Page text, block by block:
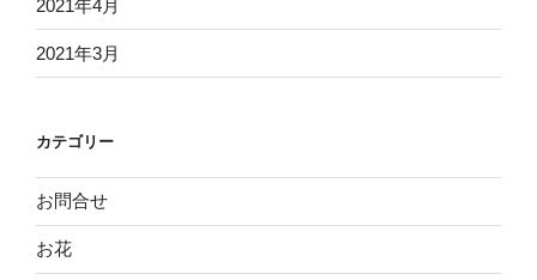
2021年4月
2021年3月
カテゴリー
お問合せ
お花